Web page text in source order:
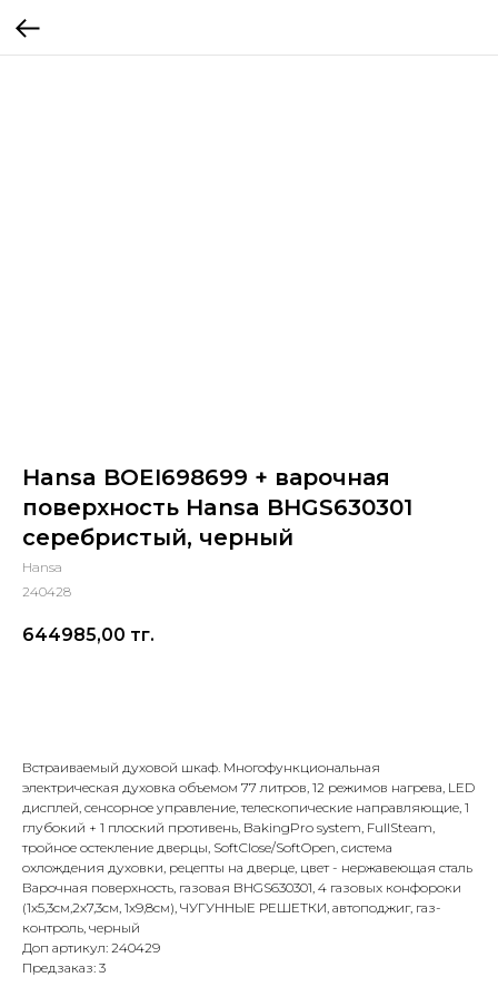
Hansa BOEI698699 + варочная
поверхность Hansa BHGS630301
серебристый, черный
Hansa
240428
644985,00 тг.
Встраиваемый духовой шкаф. Многофункциональная
электрическая духовка объемом 77 литров, 12 режимов нагрева, LED
дисплей, сенсорное управление, телескопические направляющие, 1
глубокий + 1 плоский противень, BakingPro system, FullSteam,
тройное остекление дверцы, SoftClose/SoftOpen, система
охлождения духовки, рецепты на дверце, цвет - нержавеющая сталь
Варочная поверхность, газовая BHGS630301, 4 газовых конфороки
(1х5,3см,2х7,3cм, 1х9,8см), ЧУГУННЫЕ РЕШЕТКИ, автоподжиг, газ-
контроль, черный
Доп артикул: 240429
Предзаказ: 3